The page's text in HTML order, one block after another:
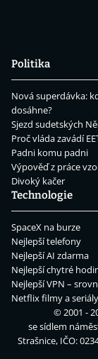
Politika
Nová superdávka:
dosáhne?
Sjezd sudetských
Proč vláda zavádí
Padni komu padni
Výpověď z práce
Divoký kačer
Technologie
SpaceX na burze
Nejlepší telefony
Nejlepší AI zdarma
Nejlepší chytré
Nejlepší VPN –
Netflix filmy a seriály
© 2001 -
se sídlem
Strašnice, IČO: